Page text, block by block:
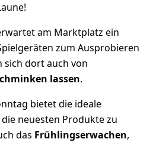
am Marktplatz ein
zum Ausprobieren
sich dort auch von
lassen.
bietet die ideale
neuesten Produkte zu
das Frühlingserwachen,